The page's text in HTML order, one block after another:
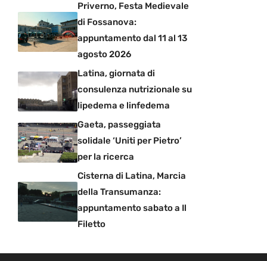
Priverno, Festa Medievale
di Fossanova:
appuntamento dal 11 al 13
agosto 2026
Latina, giornata di
consulenza nutrizionale su
lipedema e linfedema
Gaeta, passeggiata
solidale ‘Uniti per Pietro’
per la ricerca
Cisterna di Latina, Marcia
della Transumanza:
appuntamento sabato a Il
Filetto